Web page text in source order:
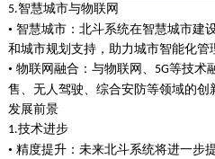
5.智慧城市与物联网
• 智慧城市：北斗系统在智慧城市建
和城市规划支持，助力城市智能化管
• 物联网融合：与物联网、 5G等技术
售、无人驾驶、综合安防等领域的创
发展前景
1.技术进步
• 精度提升：未来北斗系统将进一步